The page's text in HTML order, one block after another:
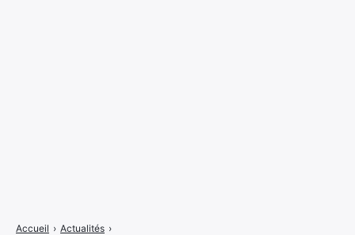
Accueil › Actualités ›